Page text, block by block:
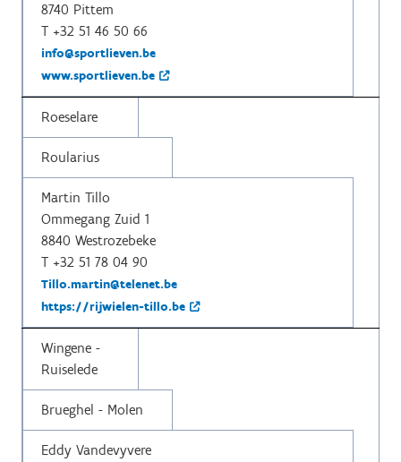
8740 Pittem
T +32 51 46 50 66
info@sportlieven.be
www.sportlieven.be
Roeselare
Roularius
Martin Tillo
Ommegang Zuid 1
8840 Westrozebeke
T +32 51 78 04 90
Tillo.martin@telenet.be
https://rijwielen-tillo.be
Wingene -
Ruiselede
Brueghel - Molen
Eddy Vandevyvere